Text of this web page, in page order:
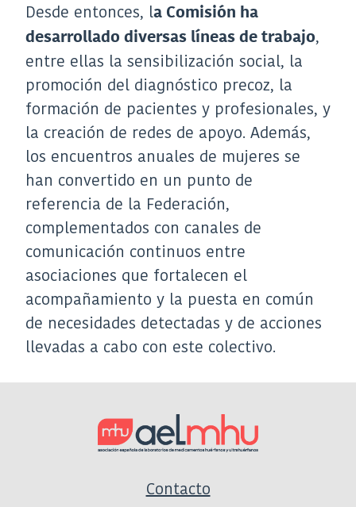
Desde entonces, la Comisión ha
desarrollado diversas líneas de trabajo,
entre ellas la sensibilización social, la
promoción del diagnóstico precoz, la
formación de pacientes y profesionales, y
la creación de redes de apoyo. Además,
los encuentros anuales de mujeres se
han convertido en un punto de
referencia de la Federación,
complementados con canales de
comunicación continuos entre
asociaciones que fortalecen el
acompañamiento y la puesta en común
de necesidades detectadas y de acciones
llevadas a cabo con este colectivo.
Contacto